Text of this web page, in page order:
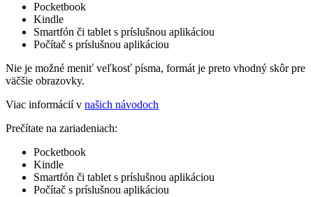
Pocketbook
Kindle
Smartfón či tablet s príslušnou aplikáciou
Počítač s príslušnou aplikáciou
Nie je možné meniť veľkosť písma, formát je preto vhodný skôr pre
väčšie obrazovky.
Viac informácií v našich návodoch
Prečítate na zariadeniach:
Pocketbook
Kindle
Smartfón či tablet s príslušnou aplikáciou
Počítač s príslušnou aplikáciou